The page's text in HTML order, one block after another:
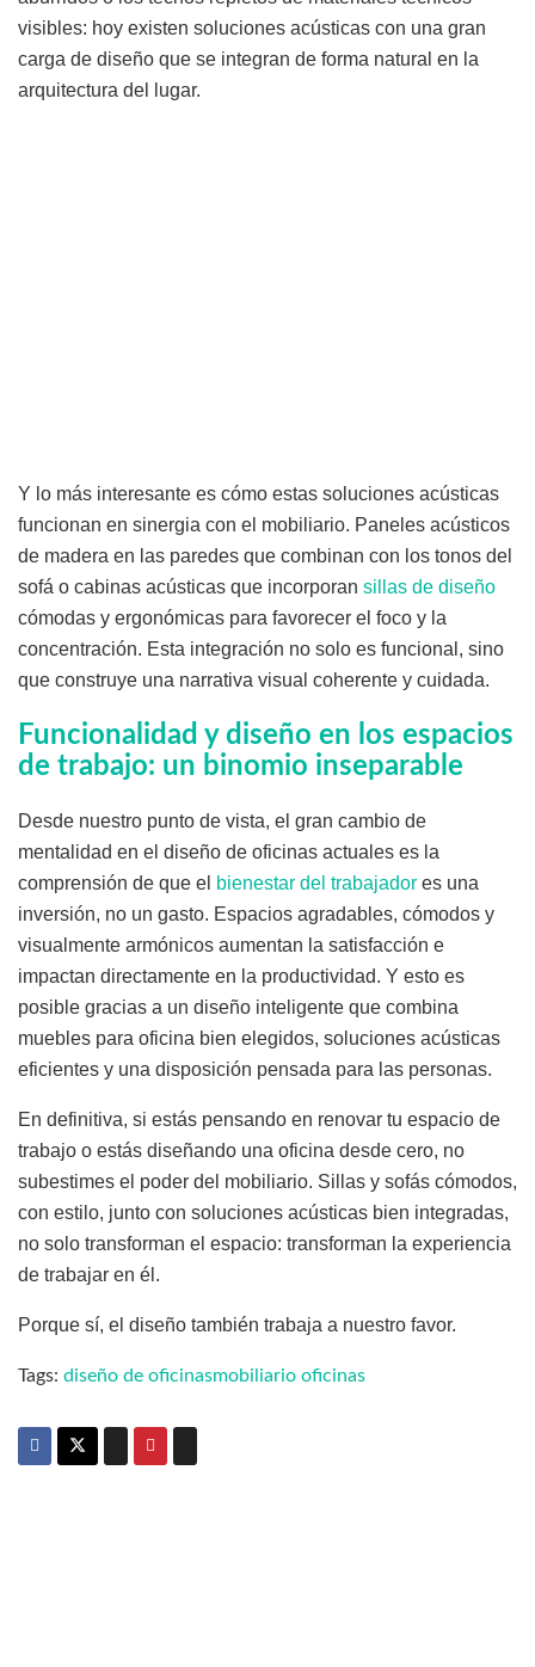
visibles: hoy existen soluciones acústicas con una gran
carga de diseño que se integran de forma natural en la
arquitectura del lugar.
Y lo más interesante es cómo estas soluciones acústicas
funcionan en sinergia con el mobiliario. Paneles acústicos
de madera en las paredes que combinan con los tonos del
sofá o cabinas acústicas que incorporan sillas de diseño
cómodas y ergonómicas para favorecer el foco y la
concentración. Esta integración no solo es funcional, sino
que construye una narrativa visual coherente y cuidada.
Funcionalidad y diseño en los espacios
de trabajo: un binomio inseparable
Desde nuestro punto de vista, el gran cambio de
mentalidad en el diseño de oficinas actuales es la
comprensión de que el bienestar del trabajador es una
inversión, no un gasto. Espacios agradables, cómodos y
visualmente armónicos aumentan la satisfacción e
impactan directamente en la productividad. Y esto es
posible gracias a un diseño inteligente que combina
muebles para oficina bien elegidos, soluciones acústicas
eficientes y una disposición pensada para las personas.
En definitiva, si estás pensando en renovar tu espacio de
trabajo o estás diseñando una oficina desde cero, no
subestimes el poder del mobiliario. Sillas y sofás cómodos,
con estilo, junto con soluciones acústicas bien integradas,
no solo transforman el espacio: transforman la experiencia
de trabajar en él.
Porque sí, el diseño también trabaja a nuestro favor.
Tags: diseño de oficinasmobiliario oficinas